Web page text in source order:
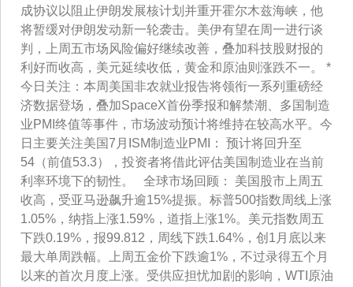
成协议以阻止伊朗发展核计划并重开霍尔木兹海峡，他
将暂缓对伊朗发动新一轮袭击。美伊有望在周一进行谈
判，上周五市场风险偏好继续改善，叠加科技股财报的
利好而收高，美元延续收低，黄金和原油则涨跌不一。 *
今日关注：本周美国非农就业报告将领衔一系列重磅经
济数据登场，叠加SpaceX首份季报和解禁潮、多国制造
业PMI终值等事件，市场波动预计将维持在较高水平。今
日主要关注美国7月ISM制造业PMI： 预计将回升至
54（前值53.3），投资者将借此评估美国制造业在当前
利率环境下的韧性。 全球市场回顾： 美国股市上周五
收高，受亚马逊飙升逾15%提振。标普500指数周线上涨
1.05%，纳指上涨1.59%，道指上涨1%。美元指数周五
下跌0.19%，报99.812，周线下跌1.64%，创1月底以来
最大单周跌幅。上周五金价下跌逾1%，不过录得五个月
以来的首次月度上涨。受供应担忧加剧的影响，WTI原油